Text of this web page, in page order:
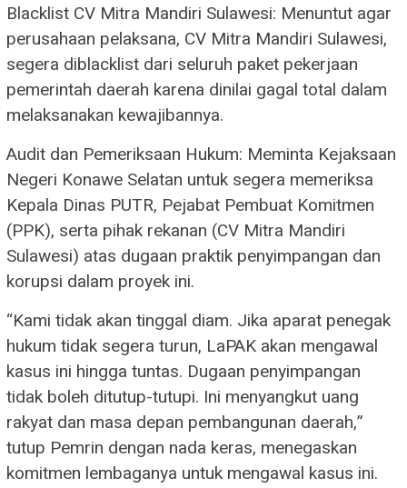
Blacklist CV Mitra Mandiri Sulawesi: Menuntut agar
perusahaan pelaksana, CV Mitra Mandiri Sulawesi,
segera diblacklist dari seluruh paket pekerjaan
pemerintah daerah karena dinilai gagal total dalam
melaksanakan kewajibannya.
Audit dan Pemeriksaan Hukum: Meminta Kejaksaan
Negeri Konawe Selatan untuk segera memeriksa
Kepala Dinas PUTR, Pejabat Pembuat Komitmen
(PPK), serta pihak rekanan (CV Mitra Mandiri
Sulawesi) atas dugaan praktik penyimpangan dan
korupsi dalam proyek ini.
“Kami tidak akan tinggal diam. Jika aparat penegak
hukum tidak segera turun, LaPAK akan mengawal
kasus ini hingga tuntas. Dugaan penyimpangan
tidak boleh ditutup-tutupi. Ini menyangkut uang
rakyat dan masa depan pembangunan daerah,”
tutup Pemrin dengan nada keras, menegaskan
komitmen lembaganya untuk mengawal kasus ini.